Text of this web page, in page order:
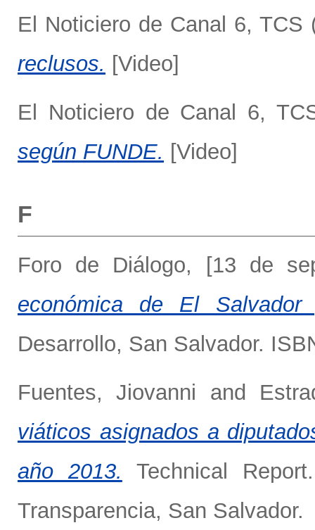
El Noticiero de Canal 6, TCS
reclusos. [Video]
El Noticiero de Canal 6,
según FUNDE. [Video]
F
Foro de Diálogo, [13 de
económica de El
Desarrollo, San Salvador.
Fuentes, Jiovanni and
viáticos asignados a
año 2013.
Technical
Transparencia, San Salvador.